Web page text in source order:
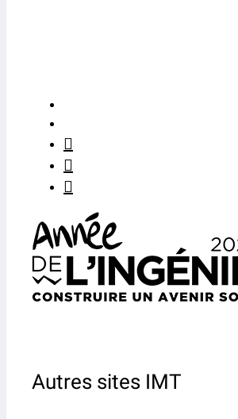
Autres sites IMT